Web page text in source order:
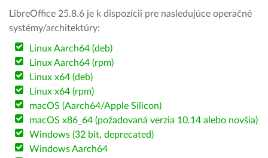
LibreOffice 25.8.6 je k dispozícii pre nasledujúce operačné
systémy/architektúry:
Linux Aarch64 (deb)
Linux Aarch64 (rpm)
Linux x64 (deb)
Linux x64 (rpm)
macOS (Aarch64/Apple Silicon)
macOS x86_64 (požadovaná verzia 10.14 alebo novšia)
Windows (32 bit, deprecated)
Windows Aarch64